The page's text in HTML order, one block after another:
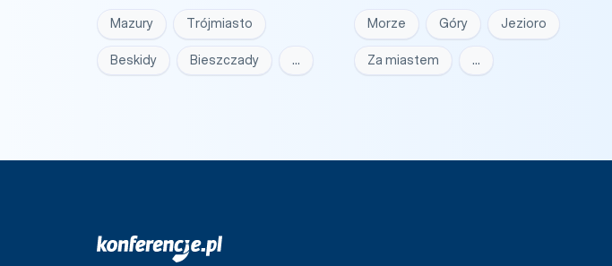
Mazury Trójmiasto
Beskidy Bieszczady …
Morze Góry Jezioro
Za miastem …